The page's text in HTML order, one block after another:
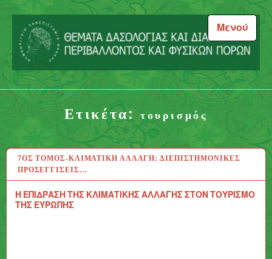
Μεταπηδήστε
περιεχόμενο
Θέματα Δασολογίας και
Διαχείρισης Περιβάλλοντος
και Φυσικών Πόρων
Μενού
Ετικέτα: τουρισμός
7ΟΣ ΤΌΜΟΣ-ΚΛΙΜΑΤΙΚΉ ΑΛΛΑΓΉ: ΔΙΕΠΙΣΤΗΜΟΝΙΚΈΣ
ΠΡΟΣΕΓΓΊΣΕΙΣ…
Η ΕΠΙΔΡΑΣΗ ΤΗΣ ΚΛΙΜΑΤΙΚΗΣ ΑΛΛΑΓΗΣ ΣΤΟΝ ΤΟΥΡΙΣΜΟ
ΤΗΣ ΕΥΡΩΠΗΣ
23 ΑΥΓ 2020